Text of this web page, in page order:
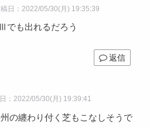
日：2022/05/30(月) 19:35:39
でも出れるだろう
返信
：2022/05/30(月) 19:39:41
の纏わり付く芝もこなしそうで